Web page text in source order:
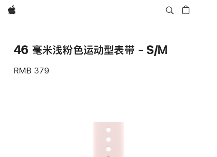
Apple
46 毫米浅粉色运动型表带 - S/M
RMB 379